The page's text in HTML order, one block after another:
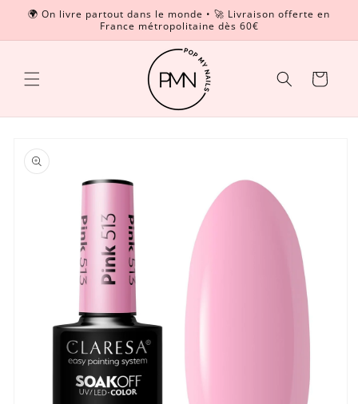
Privacy
passer
🌍 On livre partout dans le monde • 🚀 Livraison offerte en
France métropolitaine dès 60€
Panier
informations
produits